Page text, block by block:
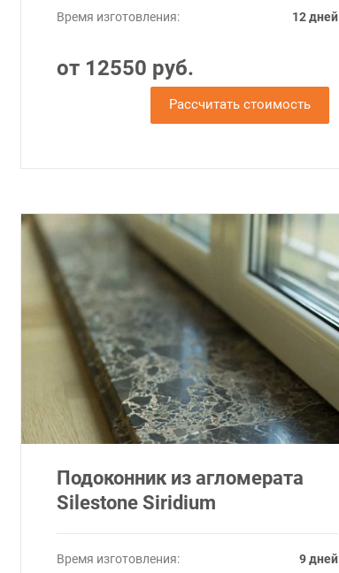
Время изготовления: 12 дней
от 12550 руб.
Рассчитать стоимость
Подоконник из агломерата
Silestone Siridium
Время изготовления: 9 дней